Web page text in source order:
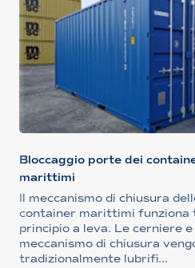
Bloccaggio porte dei
marittimi
Il meccanismo di chiusura
container marittimi funziona
principio a leva. Le cerniere e
meccanismo di chiusura
tradizionalmente lubrifi...